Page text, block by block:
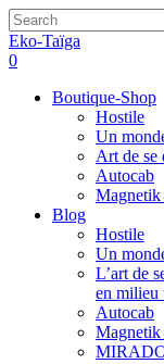
Eko-Taïga
0
Boutique-Shop
Hostile
Un
Art de se
Autocab
Magnetik
Blog
Hostile
Un
L’art de
en milieu
Autocab
Magnetik